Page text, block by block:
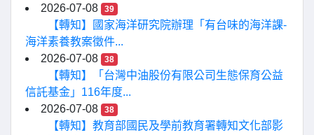
2026-07-08
39
【轉知】國家海洋研究院辦理「有台味的海洋課-
海洋素養教案徵件...
2026-07-08
38
【轉知】「台灣中油股份有限公司生態保育公益
信託基金」116年度...
2026-07-08
38
【轉知】教育部國民及學前教育署轉知文化部影